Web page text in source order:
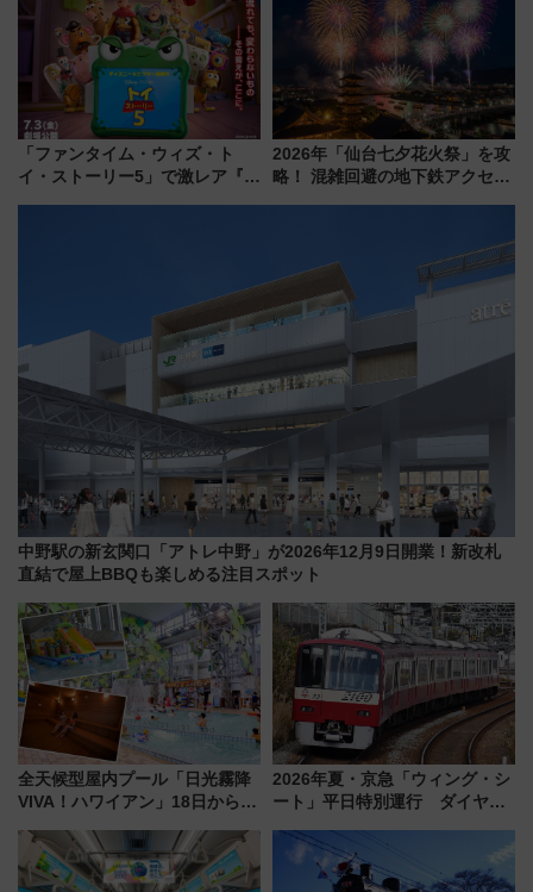
場
「ファンタイム・ウィズ・ト
イ・ストーリー5」で激レア『ロ
2026年「仙台七夕花火祭」を攻
略！ 混雑回避の地下鉄アクセス
中野駅の新玄関口「アトレ中野」が2026年12月9日開業！新改札
直結で屋上BBQも楽しめる注目スポット
全天候型屋内プール「日光霧降
VIVA！ハワイアン」18日から営
ァミリーから大人まで幅広い世
代が一日中楽しる夏のリゾート
2026年夏・京急「ウィング・シ
ート」平日特別運行 ダイヤ・
三浦海岸を堪能できるお出かけ
プランもご紹介